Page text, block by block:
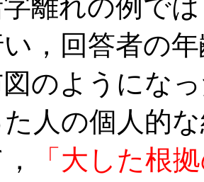
離れの例で
，回答者の
のようにな
人の個人的
「大した根